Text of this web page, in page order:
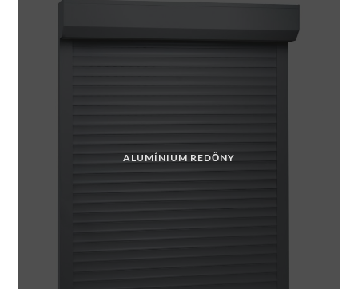
ALUMÍNIUM REDŐNY